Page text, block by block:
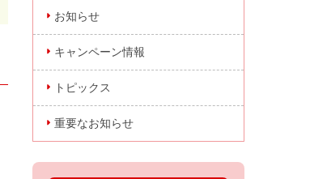
お知らせ
キャンペーン情報
トピックス
重要なお知らせ